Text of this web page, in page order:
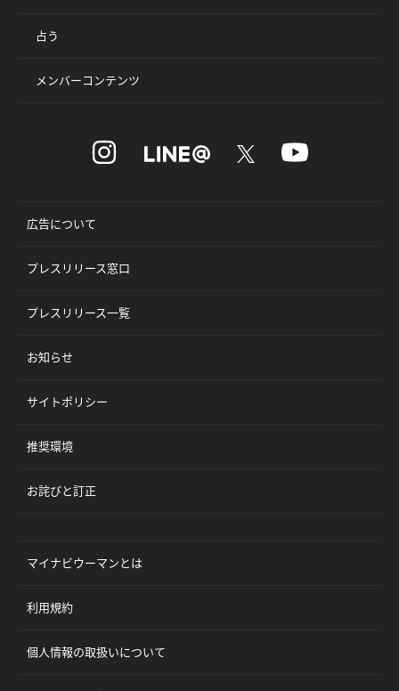
占う
メンバーコンテンツ
広告について
プレスリリース窓口
プレスリリース一覧
お知らせ
サイトポリシー
推奨環境
お詫びと訂正
マイナビウーマンとは
利用規約
個人情報の取扱いについて